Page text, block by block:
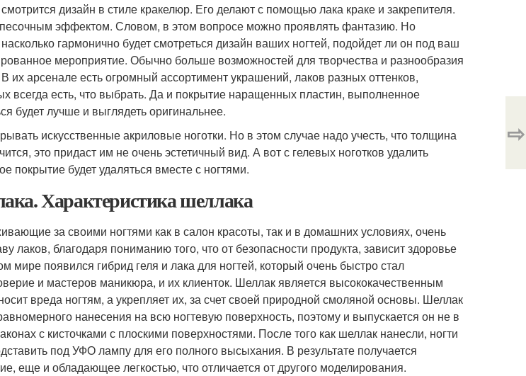
дизайн в стиле кракелюр. Его делают с помощью лака краке и закрепителя.
эффектом. Словом, в этом вопросе можно проявлять фантазию. Но
гармонично будет смотреться дизайн ваших ногтей, подойдет ли он под ваш
мероприятие. Обычно больше возможностей для творчества и разнообразия
их арсенале есть огромный ассортимент украшений, лаков разных оттенков,
всегда есть, что выбрать. Да и покрытие наращенных пластин, выполненное
будет лучше и выглядеть оригинальнее.
искусственные акриловые ноготки. Но в этом случае надо учесть, что толщина
это придаст им не очень эстетичный вид. А вот с гелевых ноготков удалить
покрытие будет удаляться вместе с ногтями.
Характеристика шеллака
за своими ногтями как в салон красоты, так и в домашних условиях, очень
лаков, благодаря пониманию того, что от безопасности продукта, зависит здоровье
мире появился гибрид геля и лака для ногтей, который очень быстро стал
и мастеров маникюра, и их клиенток. Шеллак является высококачественным
вреда ногтям, а укрепляет их, за счет своей природной смоляной основы. Шеллак
нанесения на всю ногтевую поверхность, поэтому и выпускается он не в
с кисточками с плоскими поверхностями. После того как шеллак нанесли, ногти
под УФО лампу для его полного высыхания. В результате получается
еще и обладающее легкостью, что отличается от другого моделирования.
⇨